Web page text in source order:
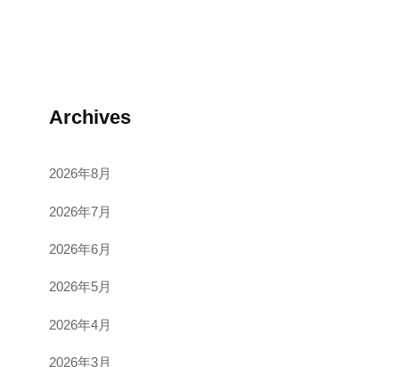
Archives
2026年8月
2026年7月
2026年6月
2026年5月
2026年4月
2026年3月